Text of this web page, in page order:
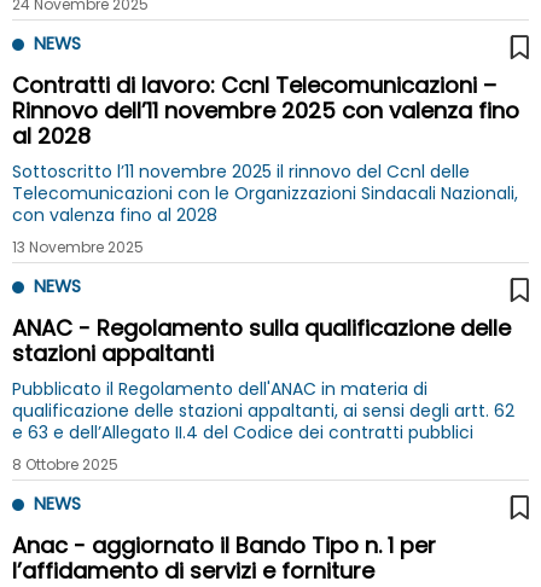
NEWS
Contratti di lavoro: Ccnl Telecomunicazioni –
Rinnovo dell’11 novembre 2025 con valenza fino
al 2028
Sottoscritto l’11 novembre 2025 il rinnovo del Ccnl delle
Telecomunicazioni con le Organizzazioni Sindacali Nazionali,
con valenza fino al 2028
13 Novembre 2025
NEWS
ANAC - Regolamento sulla qualificazione delle
stazioni appaltanti
Pubblicato il Regolamento dell'ANAC in materia di
qualificazione delle stazioni appaltanti, ai sensi degli artt. 62
e 63 e dell’Allegato II.4 del Codice dei contratti pubblici
8 Ottobre 2025
NEWS
Anac - aggiornato il Bando Tipo n. 1 per
l’affidamento di servizi e forniture